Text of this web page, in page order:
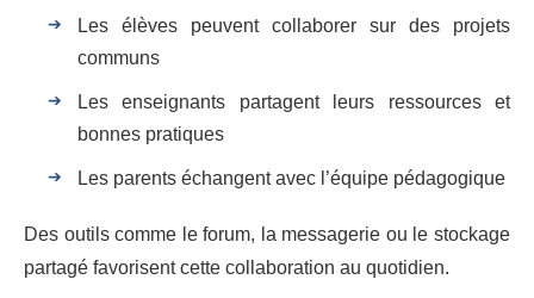
Les élèves peuvent collaborer sur des projets
communs
Les enseignants partagent leurs ressources et
bonnes pratiques
Les parents échangent avec l’équipe pédagogique
Des outils comme le forum, la messagerie ou le stockage
partagé favorisent cette collaboration au quotidien.